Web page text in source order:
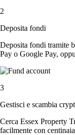
2
Deposita fondi
Deposita fondi tramite
Pay o Google Pay,
3
Gestisci e scambia
Cerca Essex Property
facilmente con